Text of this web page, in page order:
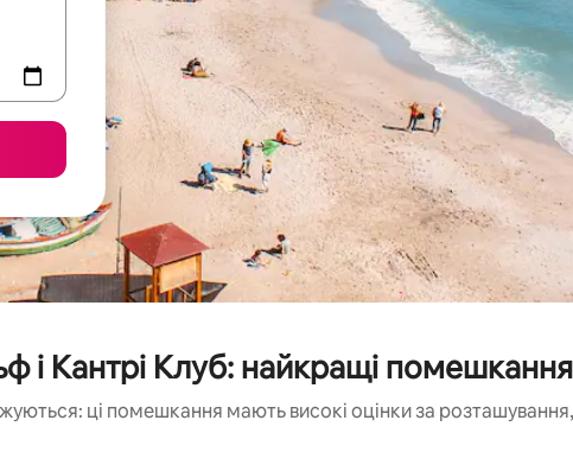
і Кантрі Клуб: найкращі
ці помешкання мають високі оцінки за